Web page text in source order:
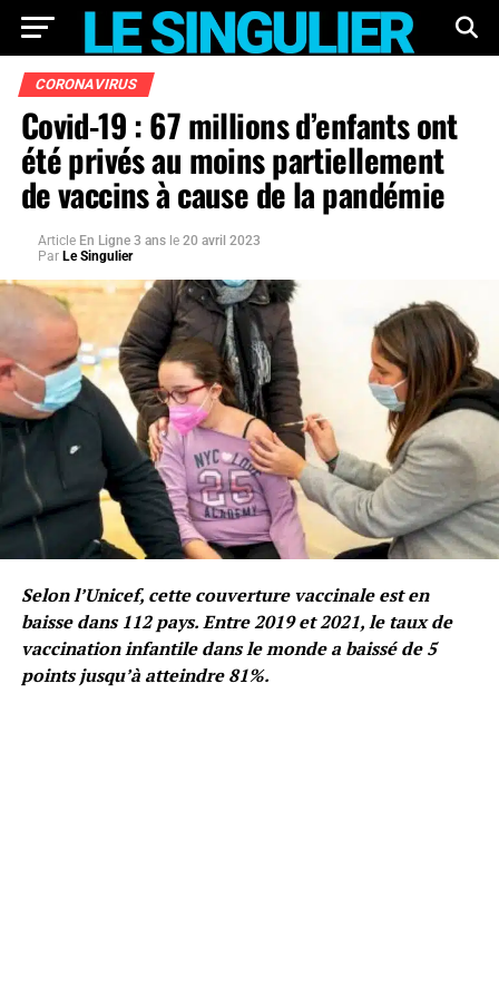
CORONAVIRUS
Covid-19 : 67 millions d’enfants ont
été privés au moins partiellement
de vaccins à cause de la pandémie
Article En Ligne 3 ans le 20 avril 2023
Par Le Singulier
Selon l’Unicef, cette couverture vaccinale est en
baisse dans 112 pays. Entre 2019 et 2021, le taux de
vaccination infantile dans le monde a baissé de 5
points jusqu’à atteindre 81%.